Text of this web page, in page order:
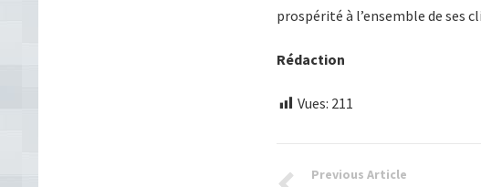
prospérité à l’ensemble de ses
Rédaction
Vues: 211
Previous Article